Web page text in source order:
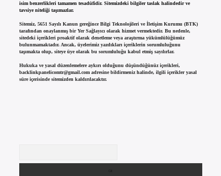
isim benzerlikleri tamamen tesadüfidir. Sitemizdeki bilgiler taslak halindedir ve
tavsiye niteliği taşımazlar.
Sitemiz, 5651 Sayılı Kanun gereğince Bilgi Teknolojileri ve İletişim Kurumu (BTK)
tarafından onaylanmış bir Yer Sağlayıcı olarak hizmet vermektedir. Bu nedenle,
sitedeki içerikleri proaktif olarak denetleme veya araştırma yükümlülüğümüz
bulunmamaktadır. Ancak, üyelerimiz yazdıkları içeriklerin sorumluluğunu
taşımakta olup, siteye üye olarak bu sorumluluğu kabul etmiş sayılırlar.
Hukuka ve yasal düzenlemelere aykırı olduğunu düşündüğünüz içerikleri,
backlinkpanelicomtr@gmail.comadresine bildirmeniz halinde, ilgili içerikler yasal
süre içerisinde sitemizden kaldırılacaktır.